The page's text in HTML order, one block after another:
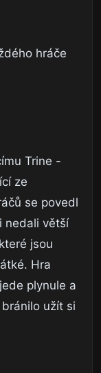
hráče
Trine -
ze
se povedl
nedali větší
jsou
Hra
plynule a
užít si